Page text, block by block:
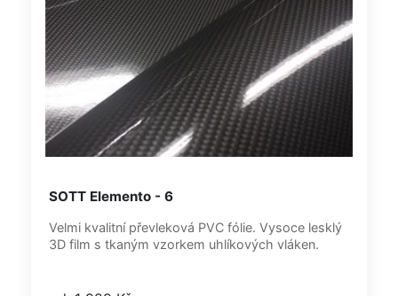
SOTT Elemento - 6
Velmi kvalitní převleková PVC fólie. Vysoce lesklý
3D film s tkaným vzorkem uhlíkových vláken.